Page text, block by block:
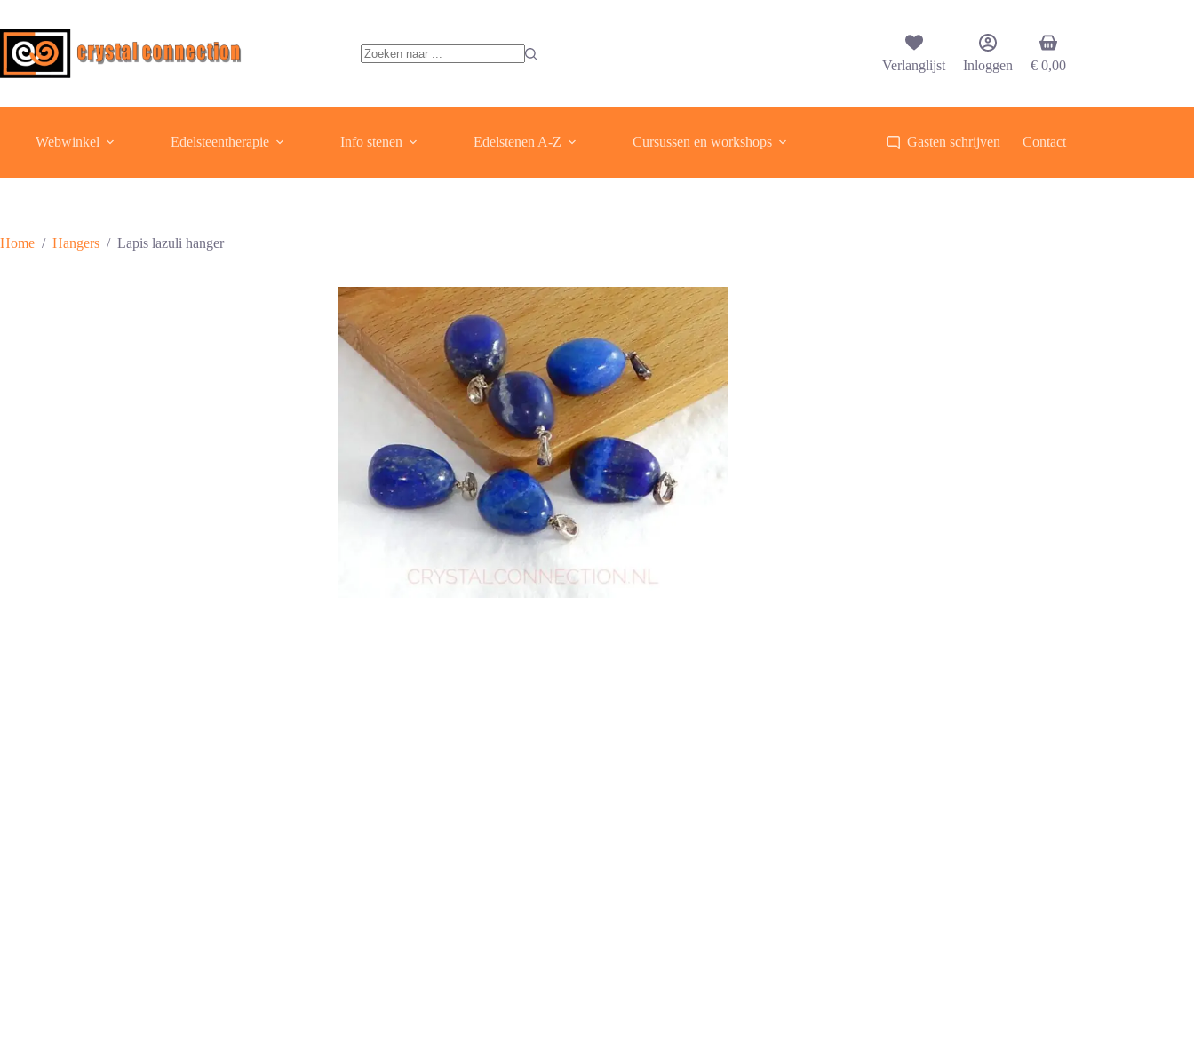
de
inhoud
Verlanglijst Inloggen
Winkelwagen
€ 0,00
Webwinkel Edelsteentherapie Info stenen Edelstenen A-Z Cursussen en workshops Gasten schrijven Contact
Home / Hangers / Lapis lazuli hanger